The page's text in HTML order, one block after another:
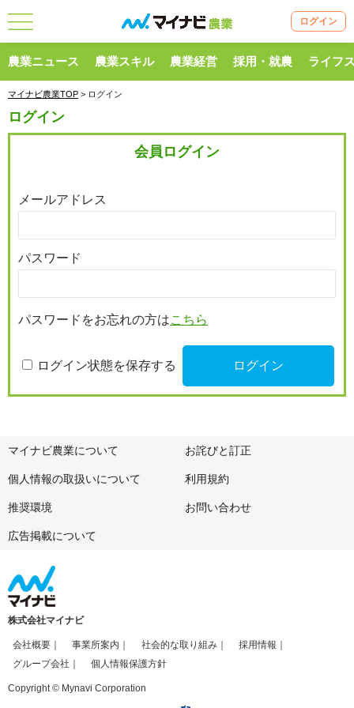
ログイン
農業ニュース 農業スキル 農業経営 採用・就農 ライフ
マイナビ農業TOP > ログイン
ログイン
会員ログイン
メールアドレス
パスワード
パスワードをお忘れの方はこちら
ログイン状態を保存する
マイナビ農業について お詫びと訂正
個人情報の取扱いについて 利用規約
推奨環境 お問い合わせ
広告掲載について
株式会社マイナビ
会社概要 事業所案内 社会的な取り組み
採用情報
グループ会社
個人情報保護方針
Copyright © Mynavi Corporation